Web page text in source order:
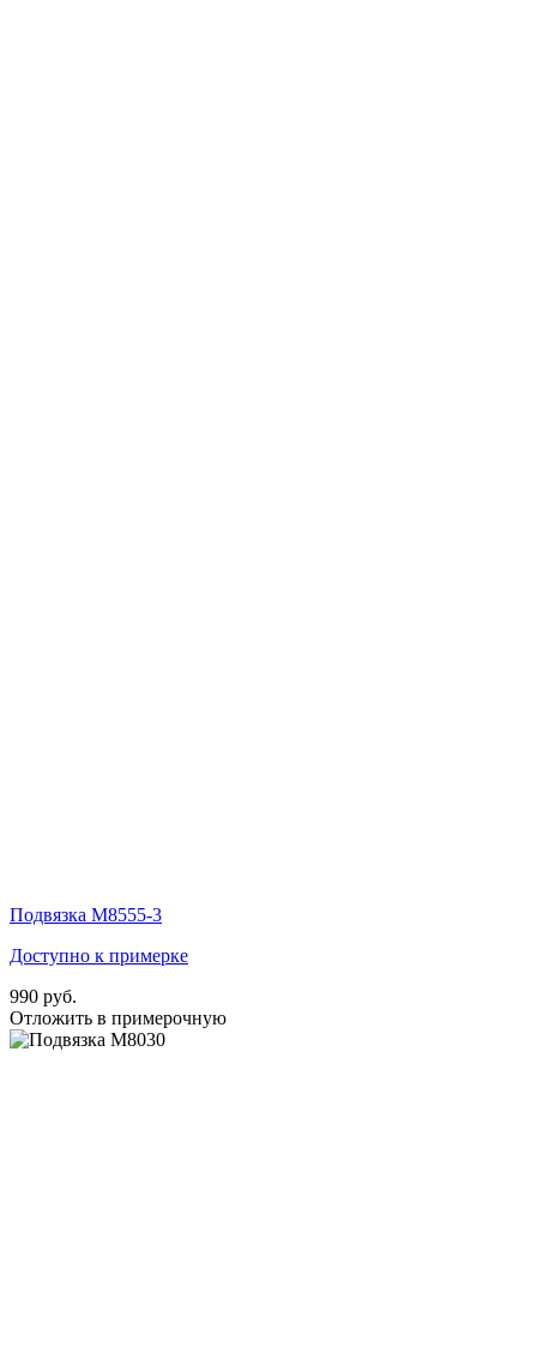
Подвязка М8555-3
Доступно к примерке
990 руб.
Отложить в примерочную